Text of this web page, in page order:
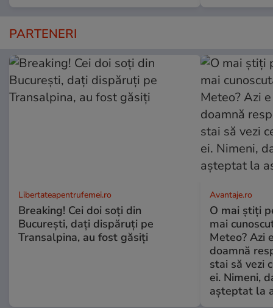
PARTENERI
Libertateapentrufemei.ro
Breaking! Cei doi soți din
București, dați dispăruți pe
Transalpina, au fost găsiți
Avantaje.ro
O mai știți
mai
Meteo? Azi
doamnă
stai să vezi
ei. Nimeni,
așteptat la